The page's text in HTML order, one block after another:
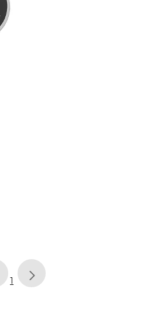
page
1 of 1, currently selected